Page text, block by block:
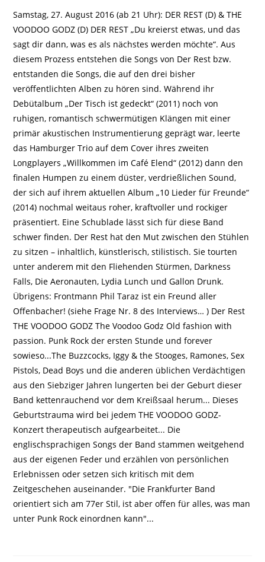
Samstag, 27. August 2016 (ab 21 Uhr): DER REST (D) & THE
VOODOO GODZ (D) DER REST „Du kreierst etwas, und das
sagt dir dann, was es als nächstes werden möchte“. Aus
diesem Prozess entstehen die Songs von Der Rest bzw.
entstanden die Songs, die auf den drei bisher
veröffentlichten Alben zu hören sind. Während ihr
Debütalbum „Der Tisch ist gedeckt“ (2011) noch von
ruhigen, romantisch schwermütigen Klängen mit einer
primär akustischen Instrumentierung geprägt war, leerte
das Hamburger Trio auf dem Cover ihres zweiten
Longplayers „Willkommen im Café Elend“ (2012) dann den
finalen Humpen zu einem düster, verdrießlichen Sound,
der sich auf ihrem aktuellen Album „10 Lieder für Freunde“
(2014) nochmal weitaus roher, kraftvoller und rockiger
präsentiert. Eine Schublade lässt sich für diese Band
schwer finden. Der Rest hat den Mut zwischen den Stühlen
zu sitzen – inhaltlich, künstlerisch, stilistisch. Sie tourten
unter anderem mit den Fliehenden Stürmen, Darkness
Falls, Die Aeronauten, Lydia Lunch und Gallon Drunk.
Übrigens: Frontmann Phil Taraz ist ein Freund aller
Offenbacher! (siehe Frage Nr. 8 des Interviews… ) Der Rest
THE VOODOO GODZ The Voodoo Godz Old fashion with
passion. Punk Rock der ersten Stunde und forever
sowieso...The Buzzcocks, Iggy & the Stooges, Ramones, Sex
Pistols, Dead Boys und die anderen üblichen Verdächtigen
aus den Siebziger Jahren lungerten bei der Geburt dieser
Band kettenrauchend vor dem Kreißsaal herum... Dieses
Geburtstrauma wird bei jedem THE VOODOO GODZ-
Konzert therapeutisch aufgearbeitet... Die
englischsprachigen Songs der Band stammen weitgehend
aus der eigenen Feder und erzählen von persönlichen
Erlebnissen oder setzen sich kritisch mit dem
Zeitgeschehen auseinander. "Die Frankfurter Band
orientiert sich am 77er Stil, ist aber offen für alles, was man
unter Punk Rock einordnen kann"...